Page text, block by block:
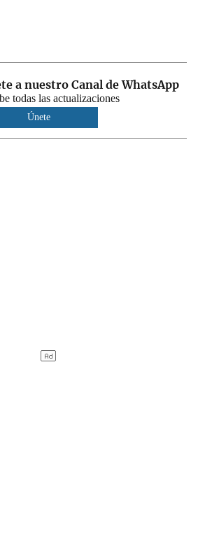
a nuestro Canal de WhatsApp
todas las actualizaciones
Únete